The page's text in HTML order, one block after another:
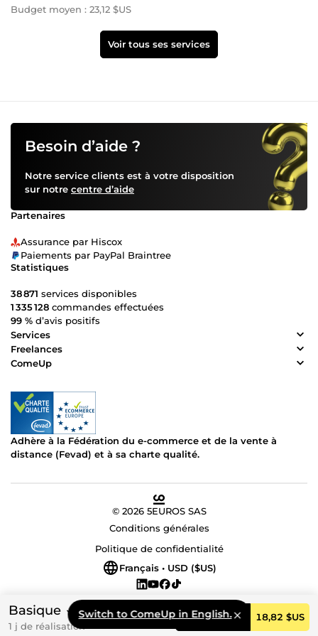
Basique
1 j de réalisation
Commander 18,82 $US
Budget moyen : 23,12 $US
Voir tous ses services
Switch to ComeUp in English.
Besoin d’aide ?
Notre service clients est à votre disposition
sur notre centre d’aide
Partenaires
Assurance par Hiscox
Paiements par PayPal Braintree
Statistiques
38 871 services disponibles
1 335 128 commandes effectuées
99 % d’avis positifs
Services
Freelances
ComeUp
Adhère à la Fédération du e-commerce et de la vente à
distance (Fevad) et à sa charte qualité.
© 2026 5EUROS SAS
Conditions générales
Politique de confidentialité
Français • USD ($US)